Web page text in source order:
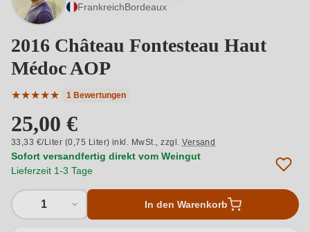
FrankreichBordeaux
2016 Château Fontesteau Haut
Médoc AOP
★★★★★
Durchschnittliche Bewertung von 5 von 5 Sternen
1 Bewertungen
25,00 €
33,33 €/Liter (0,75 Liter) inkl. MwSt.,zzgl.Versand
Sofort versandfertig direkt vom Weingut
Lieferzeit 1-3 Tage
1 In den Warenkorb